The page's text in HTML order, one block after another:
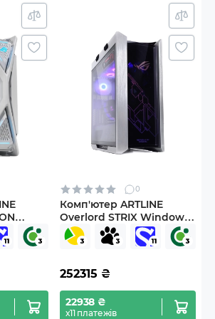
0
Комп'ютер ARTLINE
Overlord STRIX Windows
11 Pro (STRIXv162Win)
252315 ₴
22938 ₴
х11 платежів